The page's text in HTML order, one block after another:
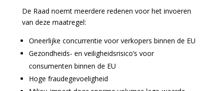
De Raad noemt meerdere redenen voor het invoeren
van deze maatregel:
Oneerlijke concurrentie voor verkopers binnen de EU
Gezondheids- en veiligheidsrisico’s voor
consumenten binnen de EU
Hoge fraudegevoeligheid